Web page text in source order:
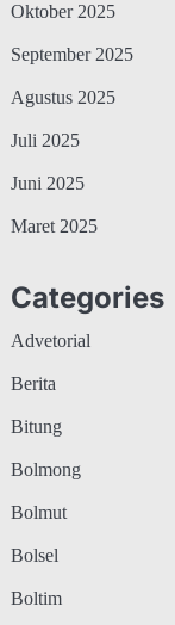
Oktober 2025
September 2025
Agustus 2025
Juli 2025
Juni 2025
Maret 2025
Categories
Advetorial
Berita
Bitung
Bolmong
Bolmut
Bolsel
Boltim